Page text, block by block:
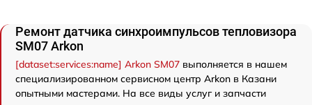
Ремонт датчика синхроимпульсов тепловизора
SM07 Arkon
[dataset:services:name] Arkon SM07 выполняется в нашем
специализированном сервисном центр Arkon в Казани
опытными мастерами. На все виды услуг и запчасти